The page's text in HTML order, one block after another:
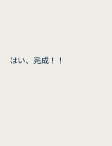
はい、完成！！